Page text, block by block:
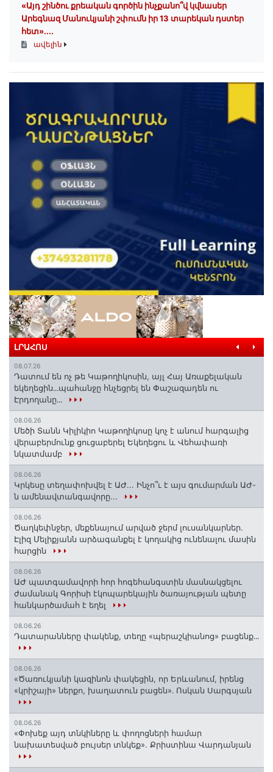
«Այդ շինծու քրեական գործին ինչքանո՞վ կվնասեր
Արեգնազ Մանուկյանի շփումն իր 13 տարեկան դստեր
հետ»․...
ավելին
ԼՐԱՀՈՍ
08.07.26
Դատում են ոչ թե Կաթողիկոսին, այլ Հայ Առաքելական
եկեղեցին․․․պահանջը հնչեցրել են Փաշազադեն ու
Էրդողանը․․․
08.06.26
Մեծի Տանն Կիլիկիո Կաթողիկոսը կոչ է անում հարգալից
վերաբերմունք ցուցաբերել Եկեղեցու և Վեհափառի
նկատմամբ
08.06.26
Կրկեսը տեղափոխվել է ԱԺ... Ինչո՞ւ է այս գումարման ԱԺ-
ն ամենավտանգավորը...
08.06.26
Ծաղկեփնջեր, մեքենայում արված ջերմ լուսանկարներ.
Էլիզ Մելիքյանն արձագանքել է կողակից ունենալու մասին
հարցին
08.06.26
ԱԺ պատգամավորի հոր հոգեհանգստին մասնակցելու
ժամանակ Գորիսի էկոպարեկային ծառայության պետը
հանկարծամահ է եղել
08.06.26
Դատարանները փակենք, տեղը «պերաշկիանոց» բացենք․․․
08.06.26
«Ծառուկյանի կազինոն փակեցին, որ Երևանում, իրենց
«կրիշայի» ներքո, խաղատուն բացեն»․ Ոսկան Սարգսյան
08.06.26
«Փոխեք այդ տնկիները և փողոցների համար
նախատեսված բույսեր տնկեք». Քրիստինա Վարդանյան